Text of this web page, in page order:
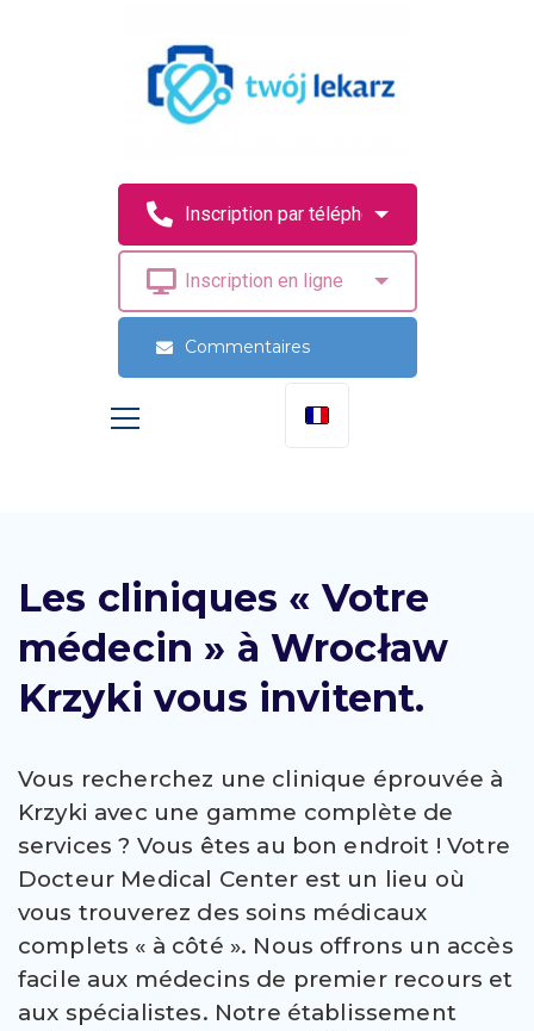
Commentaires
Les cliniques « Votre
médecin » à Wrocław
Krzyki vous invitent.
Vous recherchez une clinique éprouvée à
Krzyki avec une gamme complète de
services ? Vous êtes au bon endroit ! Votre
Docteur Medical Center est un lieu où
vous trouverez des soins médicaux
complets « à côté ». Nous offrons un accès
facile aux médecins de premier recours et
aux spécialistes. Notre établissement